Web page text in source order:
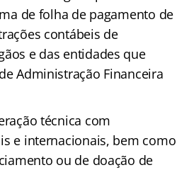
de folha de pagamento de
contábeis de
e das entidades que
Administração Financeira
técnica com
e internacionais, bem como
ou de doação de